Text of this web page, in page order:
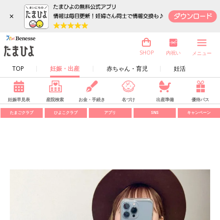
×
TOP 妊娠・出産 赤ちゃん・育児 妊活
SHOP 内祝い メニュー
妊娠早見表 産院検索 お金・手続き 名づけ 出産準備 優待パス
たまごクラブ ひよこクラブ アプリ SNS キャンペーン